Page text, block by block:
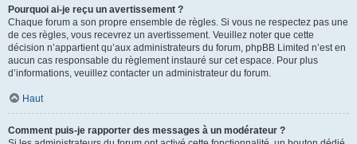
Pourquoi ai-je reçu un avertissement ?
Chaque forum a son propre ensemble de règles. Si vous ne respectez pas une
de ces règles, vous recevrez un avertissement. Veuillez noter que cette
décision n’appartient qu’aux administrateurs du forum, phpBB Limited n’est en
aucun cas responsable du règlement instauré sur cet espace. Pour plus
d’informations, veuillez contacter un administrateur du forum.
Haut
Comment puis-je rapporter des messages à un modérateur ?